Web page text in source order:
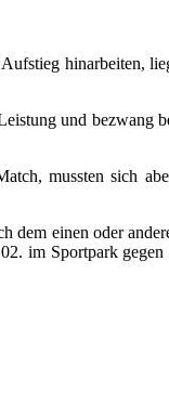
hinarbeiten,
und bezwang
mussten sich
dem einen oder
im Sportpark